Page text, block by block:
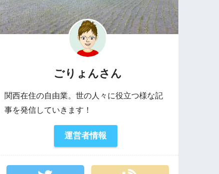
ごりょんさん
関西在住の自由業。世の人々に役立つ様な記
事を発信していきます！
運営者情報